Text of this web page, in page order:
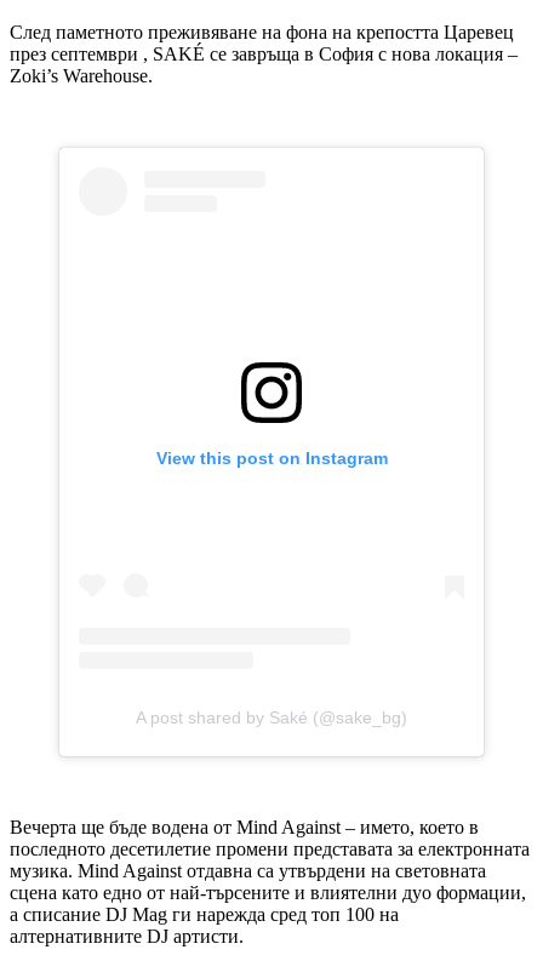
След паметното преживяване на фона на крепостта Царевец
през септември , SAKÉ се завръща в София с нова локация –
Zoki’s Warehouse.
View this post on Instagram
A post shared by Saké (@sake_bg)
Вечерта ще бъде водена от Mind Against – името, което в
последното десетилетие промени представата за електронната
музика. Mind Against отдавна са утвърдени на световната
сцена като едно от най-търсените и влиятелни дуо формации,
а списание DJ Mag ги нарежда сред топ 100 на
алтернативните DJ артисти.